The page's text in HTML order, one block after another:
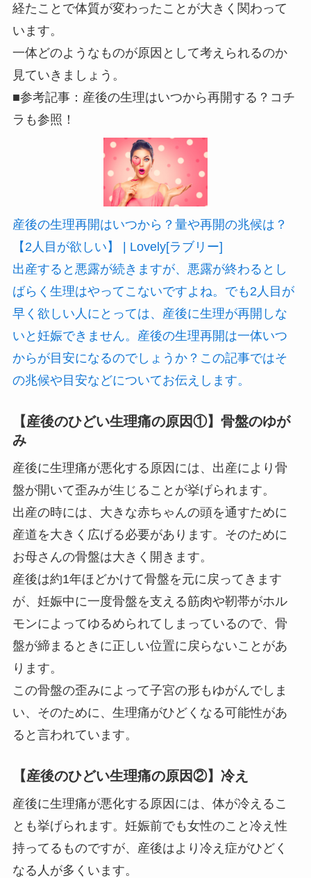
経たことで体質が変わったことが大きく関わって
います。
一体どのようなものが原因として考えられるのか
見ていきましょう。
■参考記事：産後の生理はいつから再開する？コチ
ラも参照！
産後の生理再開はいつから？量や再開の兆候は？
【2人目が欲しい】 | Lovely[ラブリー]
出産すると悪露が続きますが、悪露が終わるとし
ばらく生理はやってこないですよね。でも2人目が
早く欲しい人にとっては、産後に生理が再開しな
いと妊娠できません。産後の生理再開は一体いつ
からが目安になるのでしょうか？この記事ではそ
の兆候や目安などについてお伝えします。
【産後のひどい生理痛の原因①】骨盤のゆが
み
産後に生理痛が悪化する原因には、出産により骨
盤が開いて歪みが生じることが挙げられます。
出産の時には、大きな赤ちゃんの頭を通すために
産道を大きく広げる必要があります。そのために
お母さんの骨盤は大きく開きます。
産後は約1年ほどかけて骨盤を元に戻ってきます
が、妊娠中に一度骨盤を支える筋肉や靭帯がホル
モンによってゆるめられてしまっているので、骨
盤が締まるときに正しい位置に戻らないことがあ
ります。
この骨盤の歪みによって子宮の形もゆがんでしま
い、そのために、生理痛がひどくなる可能性があ
ると言われています。
【産後のひどい生理痛の原因②】冷え
産後に生理痛が悪化する原因には、体が冷えるこ
とも挙げられます。妊娠前でも女性のこと冷え性
持ってるものですが、産後はより冷え症がひどく
なる人が多くいます。